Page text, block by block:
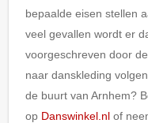
bepaalde eisen stellen
veel gevallen wordt er
voorgeschreven door
naar danskleding
de buurt van Arnhem?
op Danswinkel.nlof